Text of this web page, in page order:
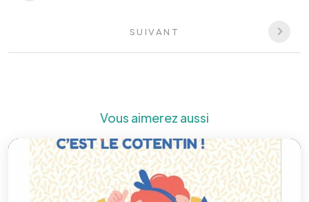
SUIVANT
Vous aimerez aussi